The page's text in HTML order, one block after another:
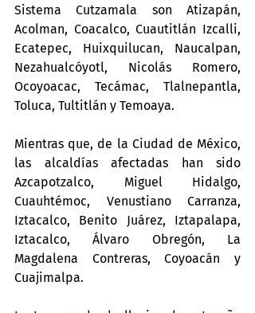
Sistema Cutzamala son Atizapán,
Acolman, Coacalco, Cuautitlán Izcalli,
Ecatepec, Huixquilucan, Naucalpan,
Nezahualcóyotl, Nicolás Romero,
Ocoyoacac, Tecámac, Tlalnepantla,
Toluca, Tultitlán y Temoaya.
Mientras que, de la Ciudad de México,
las alcaldías afectadas han sido
Azcapotzalco, Miguel Hidalgo,
Cuauhtémoc, Venustiano Carranza,
Iztacalco, Benito Juárez, Iztapalapa,
Iztacalco, Álvaro Obregón, La
Magdalena Contreras, Coyoacán y
Cuajimalpa.